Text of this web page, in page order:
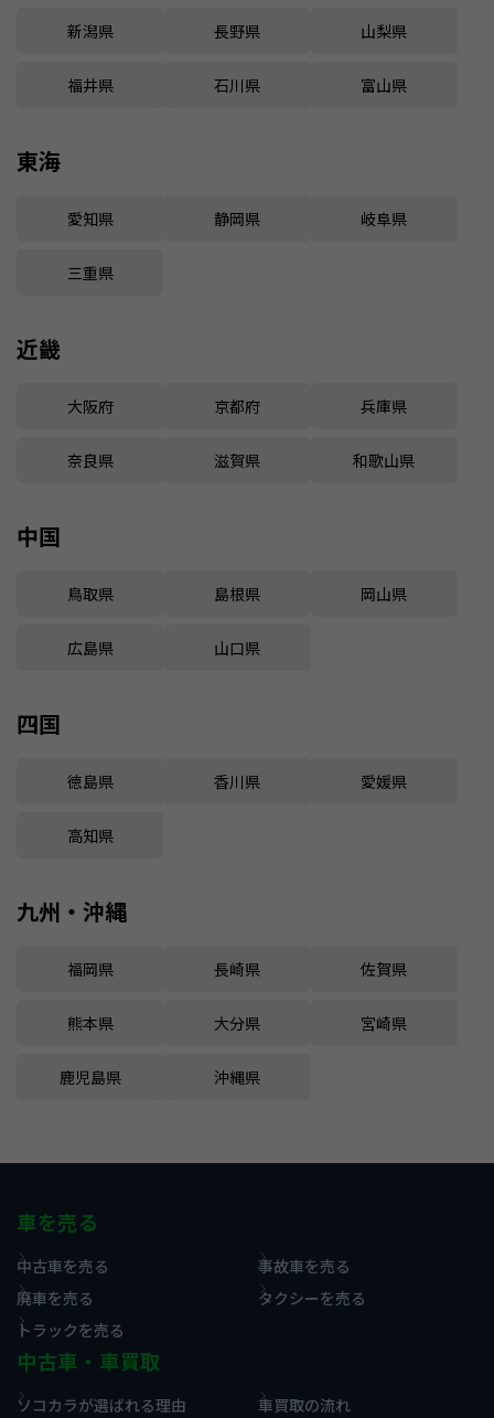
新潟県 長野県 山梨県
福井県 石川県 富山県
東海
愛知県 静岡県 岐阜県
三重県
近畿
大阪府 京都府 兵庫県
奈良県 滋賀県 和歌山県
中国
鳥取県 島根県 岡山県
広島県 山口県
四国
徳島県 香川県 愛媛県
高知県
九州・沖縄
福岡県 長崎県 佐賀県
熊本県 大分県 宮崎県
鹿児島県 沖縄県
車を売る
中古車を売る
事故車を売る
廃車を売る
タクシーを売る
トラックを売る
中古車・車買取
ソコカラが選ばれる理由
車買取の流れ